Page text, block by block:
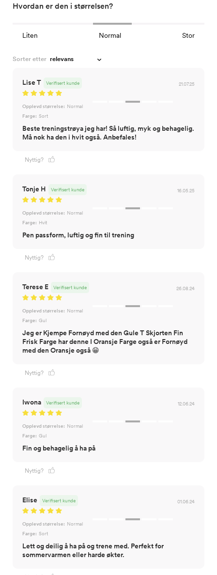
Hvordan er den i størrelsen?
Liten Normal Stor
Sorter etter
Lise T 21.07.25
Verifisert kunde
Opplevd størrelse: Normal
Farge: Sort
Beste treningstrøya jeg har! Så luftig, myk og behagelig.
Må nok ha den i hvit også. Anbefales!
Nyttig?
Tonje H 16.05.25
Verifisert kunde
Opplevd størrelse: Normal
Farge: Hvit
Pen passform, luftig og fin til trening
Nyttig?
Terese E 26.08.24
Verifisert kunde
Opplevd størrelse: Normal
Farge: Gul
Jeg er Kjempe Fornøyd med den Gule T Skjorten Fin
Frisk Farge har denne I Oransje Farge også er Fornøyd
med den Oransje også 😁
Nyttig?
Iwona 12.06.24
Verifisert kunde
Opplevd størrelse: Normal
Farge: Gul
Fin og behagelig å ha på
Nyttig?
Elise 01.06.24
Verifisert kunde
Opplevd størrelse: Normal
Farge: Sort
Lett og deilig å ha på og trene med. Perfekt for
sommervarmen eller harde økter.